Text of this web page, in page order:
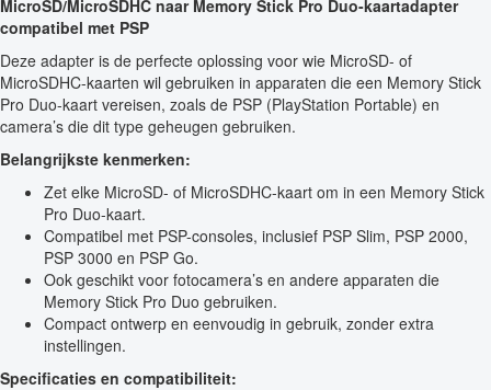
MicroSD/MicroSDHC naar Memory Stick Pro Duo-kaartadapter
compatibel met PSP
Deze adapter is de perfecte oplossing voor wie MicroSD- of
MicroSDHC-kaarten wil gebruiken in apparaten die een Memory Stick
Pro Duo-kaart vereisen, zoals de PSP (PlayStation Portable) en
camera’s die dit type geheugen gebruiken.
Belangrijkste kenmerken:
Zet elke MicroSD- of MicroSDHC-kaart om in een Memory Stick
Pro Duo-kaart.
Compatibel met PSP-consoles, inclusief PSP Slim, PSP 2000,
PSP 3000 en PSP Go.
Ook geschikt voor fotocamera’s en andere apparaten die
Memory Stick Pro Duo gebruiken.
Compact ontwerp en eenvoudig in gebruik, zonder extra
instellingen.
Specificaties en compatibiliteit: